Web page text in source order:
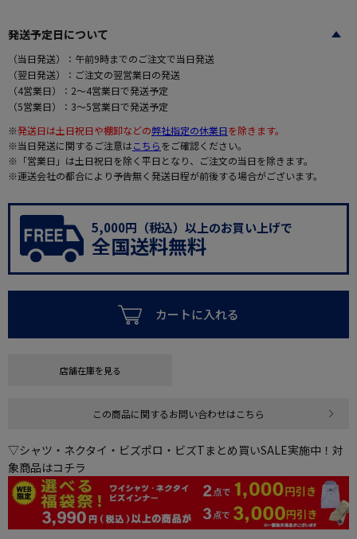
発送予定日について
（当日発送）：午前9時までのご注文で当日発送
（翌日発送）：ご注文の翌営業日の発送
（4営業日）：2～4営業日で発送予定
（5営業日）：3～5営業日で発送予定
※発送日は土日祝日や棚卸などの弊社指定の休業日を除きます。
※当日発送に関するご注意はこちらをご確認ください。
※「営業日」は土日祝日を除く平日となり、ご注文の当日を除きます。
※運送会社の都合により予告無く発送日程が前後する場合がございます。
5,000円（税込）以上のお買い上げで
全国送料無料
カートに入れる
店舗在庫を見る
この商品に関するお問い合わせはこちら
▽シャツ・ネクタイ・ビズポロ・ビズTまとめ買いSALE実施中！対
象商品はコチラ